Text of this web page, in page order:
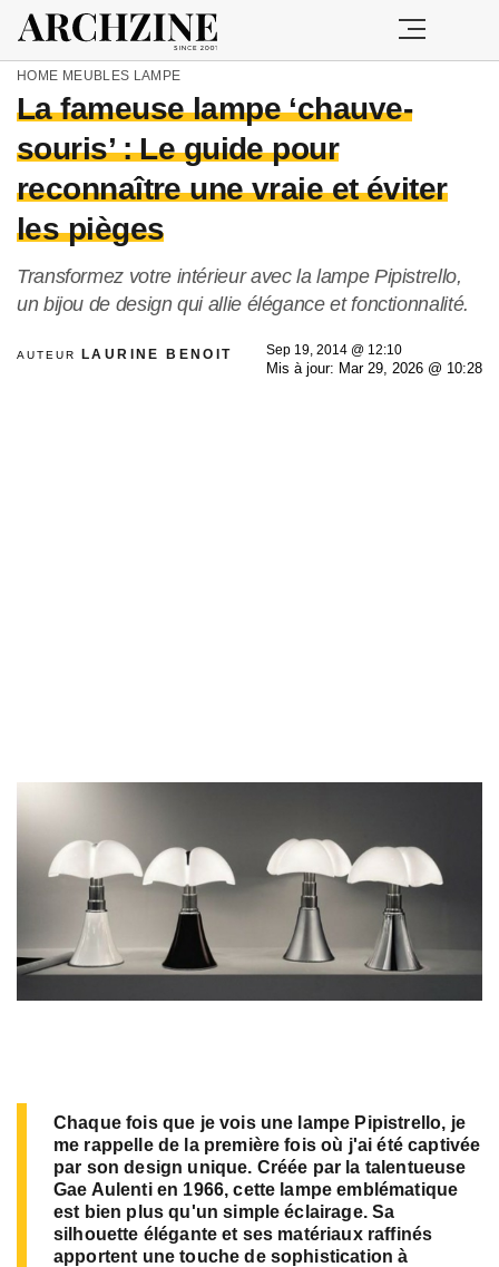
HOME MEUBLES LAMPE
La fameuse lampe ‘chauve-
souris’ : Le guide pour
reconnaître une vraie et éviter
les pièges
Transformez votre intérieur avec la lampe Pipistrello,
un bijou de design qui allie élégance et fonctionnalité.
AUTEUR LAURINE BENOIT
Sep 19, 2014 @ 12:10
Mis à jour: Mar 29, 2026 @ 10:28
Chaque fois que je vois une lampe Pipistrello, je
me rappelle de la première fois où j'ai été captivée
par son design unique. Créée par la talentueuse
Gae Aulenti en 1966, cette lampe emblématique
est bien plus qu'un simple éclairage. Sa
silhouette élégante et ses matériaux raffinés
apportent une touche de sophistication à